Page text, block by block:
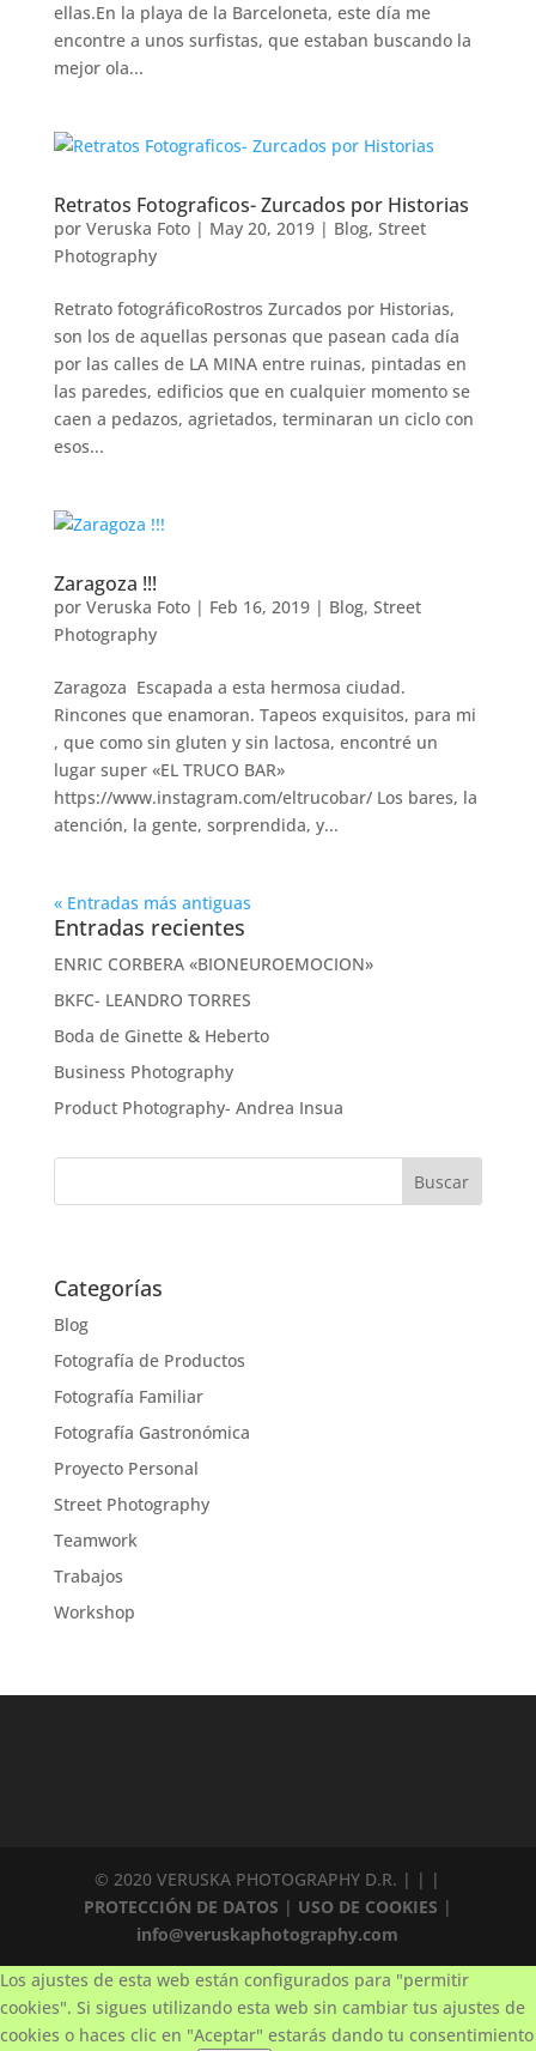
ellas.En la playa de la Barceloneta, este día me
encontre a unos surfistas, que estaban buscando la
mejor ola...
Retratos Fotograficos- Zurcados por Historias
por Veruska Foto| May 20, 2019| Blog, Street
Photography
Retrato fotográficoRostros Zurcados por Historias,
son los de aquellas personas que pasean cada día
por las calles de LA MINA entre ruinas, pintadas en
las paredes, edificios que en cualquier momento se
caen a pedazos, agrietados, terminaran un ciclo con
esos...
Zaragoza !!!
por Veruska Foto| Feb 16, 2019| Blog, Street
Photography
Zaragoza Escapada a esta hermosa ciudad.
Rincones que enamoran. Tapeos exquisitos, para mi
, que como sin gluten y sin lactosa, encontré un
lugar super «EL TRUCO BAR»
https://www.instagram.com/eltrucobar/ Los bares, la
atención, la gente, sorprendida, y...
« Entradas más antiguas
Entradas recientes
ENRIC CORBERA «BIONEUROEMOCION»
BKFC- LEANDRO TORRES
Boda de Ginette & Heberto
Business Photography
Product Photography- Andrea Insua
Categorías
Blog
Fotografía de Productos
Fotografía Familiar
Fotografía Gastronómica
Proyecto Personal
Street Photography
Teamwork
Trabajos
Workshop
© 2020 VERUSKA PHOTOGRAPHY D.R. | | |
PROTECCIÓN DE DATOS | USO DE COOKIES |
info@veruskaphotography.com
Los ajustes de esta web están configurados para "permitir
cookies". Si sigues utilizando esta web sin cambiar tus ajustes de
cookies o haces clic en "Aceptar" estarás dando tu consentimiento